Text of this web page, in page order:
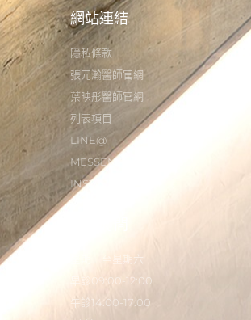
網站連結
隱私條款
張元瀚醫師官網
葉映彤醫師官網
列表項目
LINE@
MESSENGER
INSTAGRAM
星期一至星期六
早診09:00-12:00
午診14:00-17:00